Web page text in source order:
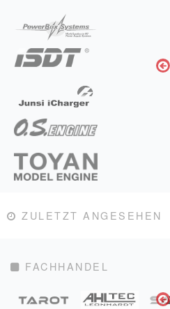
ZULETZT ANGESEHEN
FACHHANDEL